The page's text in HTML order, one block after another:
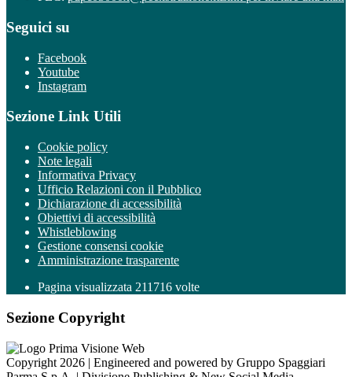
Seguici su
Facebook
Youtube
Instagram
Sezione Link Utili
Cookie policy
Note legali
Informativa Privacy
Ufficio Relazioni con il Pubblico
Dichiarazione di accessibilità
Obiettivi di accessibilità
Whistleblowing
Gestione consensi cookie
Amministrazione trasparente
Pagina visualizzata 211716 volte
Sezione Copyright
Copyright 2026 | Engineered and powered by Gruppo Spaggiari